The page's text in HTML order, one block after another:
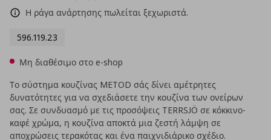
Η ράγα ανάρτησης πωλείται ξεχωριστά.
596.119.23
Μη διαθέσιμο στο e-shop
Το σύστημα κουζίνας METOD σάς δίνει αμέτρητες
δυνατότητες για να σχεδιάσετε την κουζίνα των ονείρων
σας. Σε συνδυασμό με τις προσόψεις TERRSJÖ σε κόκκινο-
καφέ χρώμα, η κουζίνα αποκτά μια ζεστή λάμψη σε
αποχρώσεις τερακότας και ένα παιχνιδιάρικο σχέδιο.